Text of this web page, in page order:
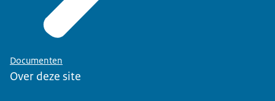
Documenten
Over deze site